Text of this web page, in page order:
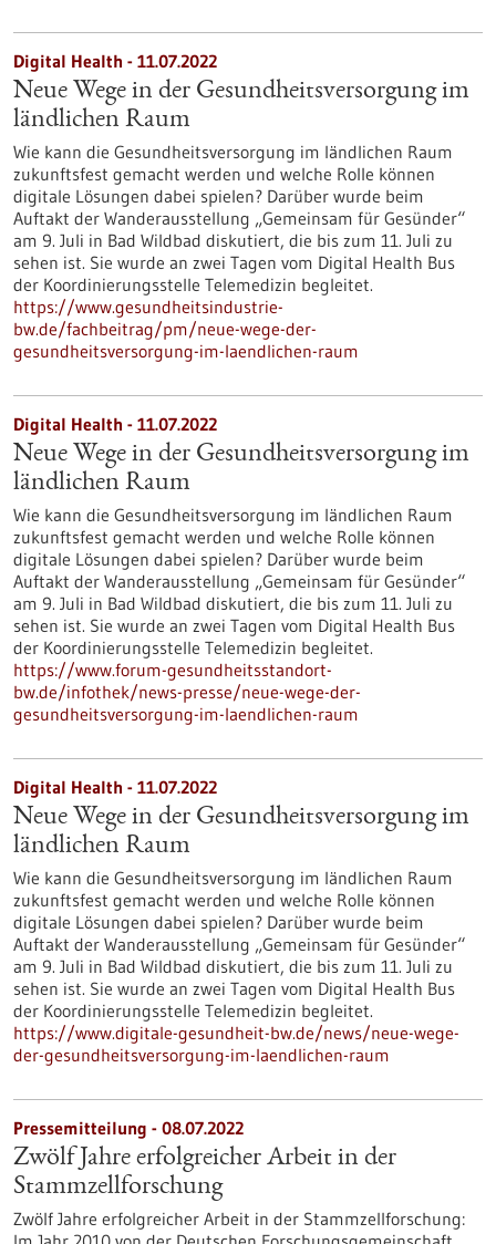
Digital Health - 11.07.2022
Neue Wege in der Gesundheitsversorgung im
ländlichen Raum
Wie kann die Gesundheitsversorgung im ländlichen Raum
zukunftsfest gemacht werden und welche Rolle können
digitale Lösungen dabei spielen? Darüber wurde beim
Auftakt der Wanderausstellung „Gemeinsam für Gesünder“
am 9. Juli in Bad Wildbad diskutiert, die bis zum 11. Juli zu
sehen ist. Sie wurde an zwei Tagen vom Digital Health Bus
der Koordinierungsstelle Telemedizin begleitet.
https://www.gesundheitsindustrie-
bw.de/fachbeitrag/pm/neue-wege-der-
gesundheitsversorgung-im-laendlichen-raum
Digital Health - 11.07.2022
Neue Wege in der Gesundheitsversorgung im
ländlichen Raum
Wie kann die Gesundheitsversorgung im ländlichen Raum
zukunftsfest gemacht werden und welche Rolle können
digitale Lösungen dabei spielen? Darüber wurde beim
Auftakt der Wanderausstellung „Gemeinsam für Gesünder“
am 9. Juli in Bad Wildbad diskutiert, die bis zum 11. Juli zu
sehen ist. Sie wurde an zwei Tagen vom Digital Health Bus
der Koordinierungsstelle Telemedizin begleitet.
https://www.forum-gesundheitsstandort-
bw.de/infothek/news-presse/neue-wege-der-
gesundheitsversorgung-im-laendlichen-raum
Digital Health - 11.07.2022
Neue Wege in der Gesundheitsversorgung im
ländlichen Raum
Wie kann die Gesundheitsversorgung im ländlichen Raum
zukunftsfest gemacht werden und welche Rolle können
digitale Lösungen dabei spielen? Darüber wurde beim
Auftakt der Wanderausstellung „Gemeinsam für Gesünder“
am 9. Juli in Bad Wildbad diskutiert, die bis zum 11. Juli zu
sehen ist. Sie wurde an zwei Tagen vom Digital Health Bus
der Koordinierungsstelle Telemedizin begleitet.
https://www.digitale-gesundheit-bw.de/news/neue-wege-
der-gesundheitsversorgung-im-laendlichen-raum
Pressemitteilung - 08.07.2022
Zwölf Jahre erfolgreicher Arbeit in der
Stammzellforschung
Zwölf Jahre erfolgreicher Arbeit in der Stammzellforschung: